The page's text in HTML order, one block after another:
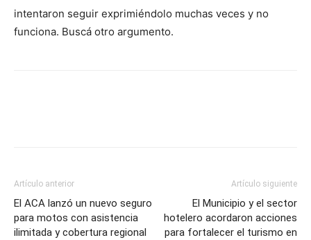
intentaron seguir exprimiéndolo muchas veces y no
funciona. Buscá otro argumento.
Artículo anterior
El ACA lanzó un nuevo seguro
para motos con asistencia
ilimitada y cobertura regional
Artículo siguiente
El Municipio y el sector
hotelero acordaron acciones
para fortalecer el turismo en